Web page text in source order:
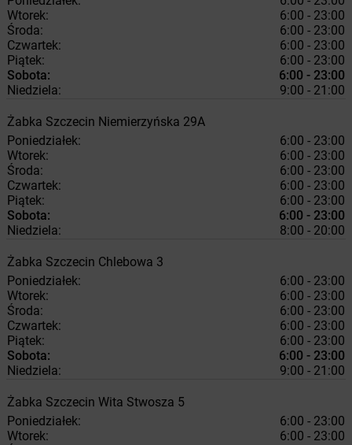
Wtorek:
6:00 - 23:00
Środa:
6:00 - 23:00
Czwartek:
6:00 - 23:00
Piątek:
6:00 - 23:00
Sobota:
6:00 - 23:00
Niedziela:
9:00 - 21:00
Żabka Szczecin Niemierzyńska 29A
Poniedziałek:
6:00 - 23:00
Wtorek:
6:00 - 23:00
Środa:
6:00 - 23:00
Czwartek:
6:00 - 23:00
Piątek:
6:00 - 23:00
Sobota:
6:00 - 23:00
Niedziela:
8:00 - 20:00
Żabka Szczecin Chlebowa 3
Poniedziałek:
6:00 - 23:00
Wtorek:
6:00 - 23:00
Środa:
6:00 - 23:00
Czwartek:
6:00 - 23:00
Piątek:
6:00 - 23:00
Sobota:
6:00 - 23:00
Niedziela:
9:00 - 21:00
Żabka Szczecin Wita Stwosza 5
Poniedziałek:
6:00 - 23:00
Wtorek:
6:00 - 23:00